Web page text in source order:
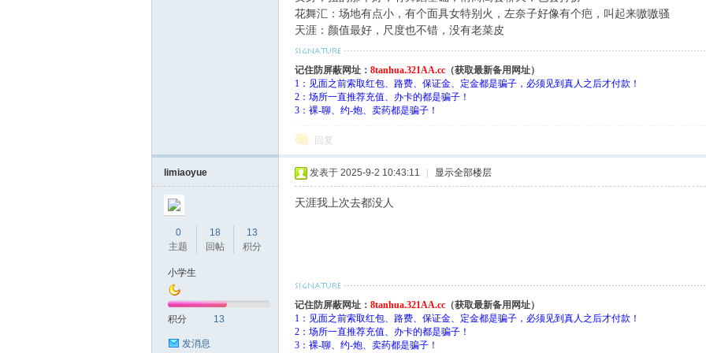
花舞汇：场地有点小，有个面具女特别火，左奈子好像有个疤，叫起来嗷嗷骚
天涯：颜值最好，尺度也不错，没有老菜皮
记住防屏蔽网址： 8tanhua.321AA.cc （获取最新备用网址）
1：见面之前索取红包、路费、保证金、定金都是骗子，必须见到真人之后才付款！
2：场所一直推荐充值、办卡的都是骗子！
3：裸-聊、约-炮、卖药都是骗子！
回复
limiaoyue
0
主题
18
回帖
13
积分
小学生
积分 13
发消息
发表于 2025-9-2 10:43:11 显示全部楼层
天涯我上次去都没人
记住防屏蔽网址： 8tanhua.321AA.cc （获取最新备用网址）
1：见面之前索取红包、路费、保证金、定金都是骗子，必须见到真人之后才付款！
2：场所一直推荐充值、办卡的都是骗子！
3：裸-聊、约-炮、卖药都是骗子！